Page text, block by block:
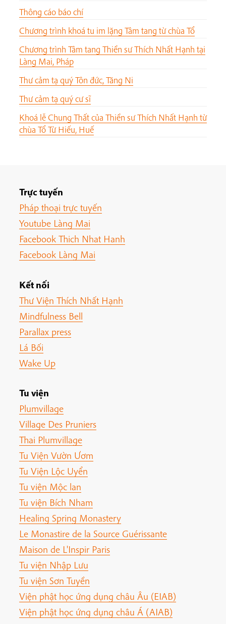
Thông cáo báo chí
Chương trình khoá tu im lặng Tâm tang từ chùa Tổ
Chương trình Tâm tang Thiền sư Thích Nhất Hạnh tại
Làng Mai, Pháp
Thư cảm tạ quý Tôn đức, Tăng Ni
Thư cảm tạ quý cư sĩ
Khoá lễ Chung Thất của Thiền sư Thích Nhất Hạnh từ
chùa Tổ Từ Hiếu, Huế
Trực tuyến
Pháp thoại trực tuyến
Youtube Làng Mai
Facebook Thich Nhat Hanh
Facebook Làng Mai
Kết nối
Thư Viện Thích Nhất Hạnh
Mindfulness Bell
Parallax press
Lá Bối
Wake Up
Tu viện
Plumvillage
Village Des Pruniers
Thai Plumvillage
Tu Viện Vườn Ươm
Tu Viện Lộc Uyển
Tu viện Mộc lan
Tu viện Bích Nham
Healing Spring Monastery
Le Monastire de la Source Guérissante
Maison de L'Inspir Paris
Tu viện Nhập Lưu
Tu viện Sơn Tuyền
Viện phật học ứng dụng châu Âu (EIAB)
Viện phật học ứng dụng châu Á (AIAB)